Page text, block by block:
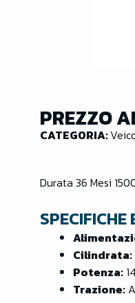
PREZZO
CATEGORIA:
Durata 36 Mesi
SPECIFICHE
Cilindrata:
Potenza:
Trazione: